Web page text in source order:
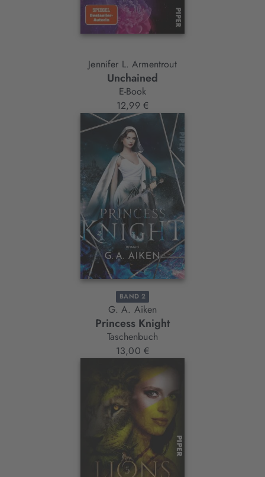
Jennifer L. Armentrout
Unchained
E-Book
12,99 €
BAND 2
G. A. Aiken
Princess Knight
Taschenbuch
13,00 €